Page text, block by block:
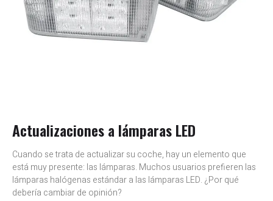
Actualizaciones a lámparas LED
Cuando se trata de actualizar su coche, hay un elemento que
está muy presente: las lámparas. Muchos usuarios prefieren las
lámparas halógenas estándar a las lámparas LED. ¿Por qué
debería cambiar de opinión?